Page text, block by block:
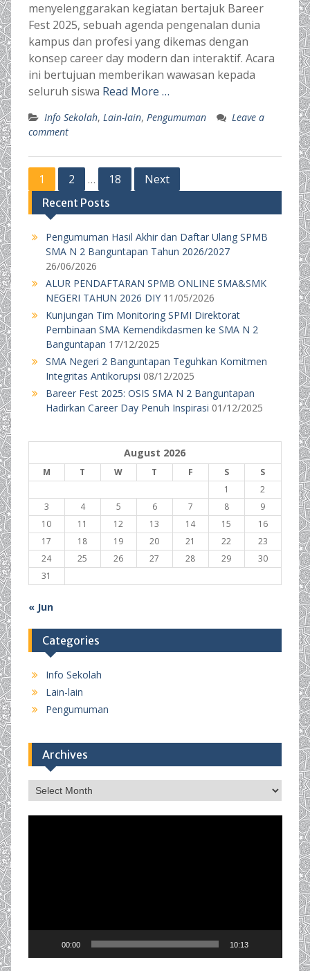
menyelenggarakan kegiatan bertajuk Bareer
Fest 2025, sebuah agenda pengenalan dunia
kampus dan profesi yang dikemas dengan
konsep career day modern dan interaktif. Acara
ini bertujuan memberikan wawasan kepada
seluruh siswa Read More …
Info Sekolah, Lain-lain, Pengumuman
Leave a
comment
Posts
pagination
1 2 … 18 Next
Recent Posts
Pengumuman Hasil Akhir dan Daftar Ulang SPMB
SMA N 2 Banguntapan Tahun 2026/2027
26/06/2026
ALUR PENDAFTARAN SPMB ONLINE SMA&SMK
NEGERI TAHUN 2026 DIY 11/05/2026
Kunjungan Tim Monitoring SPMI Direktorat
Pembinaan SMA Kemendikdasmen ke SMA N 2
Banguntapan 17/12/2025
SMA Negeri 2 Banguntapan Teguhkan Komitmen
Integritas Antikorupsi 08/12/2025
Bareer Fest 2025: OSIS SMA N 2 Banguntapan
Hadirkan Career Day Penuh Inspirasi 01/12/2025
August 2026
M T W T F S
S
1
2
3
4 5 6 7 8
9
10
11 12 13 14 15
16
17
18 19 20 21 22
23
24
25 26 27 28 29
30
31
« Jun
Categories
Info Sekolah
Lain-lain
Pengumuman
Archives
Archives
00:00 10:13